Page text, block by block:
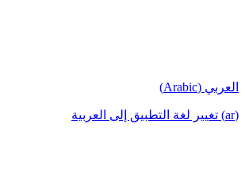
العربي (Arabic)
(ar) تغيير لغة التطبيق إلى العربية